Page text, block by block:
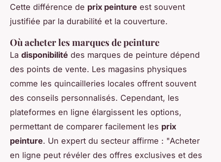
Cette différence de prix peinture est souvent
justifiée par la durabilité et la couverture.
Où acheter les marques de peinture
La disponibilité des marques de peinture dépend
des points de vente. Les magasins physiques
comme les quincailleries locales offrent souvent
des conseils personnalisés. Cependant, les
plateformes en ligne élargissent les options,
permettant de comparer facilement les prix
peinture. Un expert du secteur affirme : "Acheter
en ligne peut révéler des offres exclusives et des